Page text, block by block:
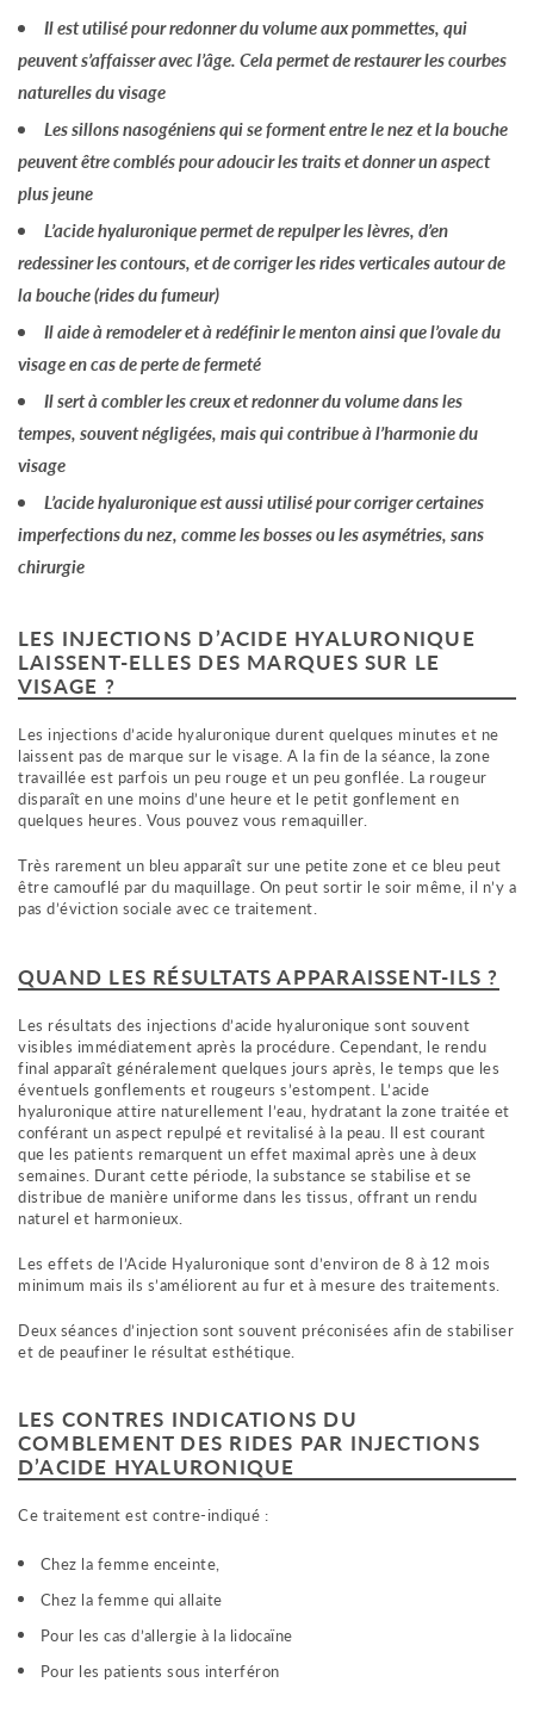
Il est utilisé pourredonner du volume aux pommettes, qui
peuvent s’affaisser avec l’âge. Cela permet de restaurer les courbes
naturelles du visage
Les sillons nasogéniensqui se forment entre le nez et la bouche
peuvent être comblés pour adoucir les traits et donner un aspect
plus jeune
L’acide hyaluronique permet derepulper les lèvres, d’en
redessiner les contours, et de corriger les rides verticales autour de
la bouche (rides du fumeur)
Il aide à remodeler et àredéfinir le mentonainsi que l’ovale du
visageen cas de perte de fermeté
Il sert à combler les creux et redonner du volume dans les
tempes, souvent négligées, mais qui contribue à l’harmonie du
visage
L’acide hyaluronique est aussi utilisé pour corriger certaines
imperfections du nez, comme les bosses ou les asymétries, sans
chirurgie
LES INJECTIONS D’ACIDE HYALURONIQUE
LAISSENT-ELLES DES MARQUES SUR LE
VISAGE ?
Les injections d’acide hyaluronique durent quelques minutes et ne
laissent pas de marque sur le visage. A la fin de la séance, la zone
travaillée est parfois un peu rouge et un peu gonflée. La rougeur
disparaît en une moins d’une heure et le petit gonflement en
quelques heures. Vous pouvez vous remaquiller.
Très rarement un bleu apparaît sur une petite zone et ce bleu peut
être camouflé par du maquillage. On peut sortir le soir même, il n’y a
pas d’éviction sociale avec ce traitement.
QUAND LES RÉSULTATS APPARAISSENT-ILS ?
Les résultats des injections d’acide hyaluronique sont souvent
visibles immédiatement après la procédure. Cependant, le rendu
final apparaît généralement quelques jours après, le temps que les
éventuels gonflements et rougeurs s’estompent. L’acide
hyaluronique attire naturellement l’eau, hydratant la zone traitée et
conférant un aspect repulpé et revitalisé à la peau. Il est courant
que les patients remarquent un effet maximal après une à deux
semaines. Durant cette période, la substance se stabilise et se
distribue de manière uniforme dans les tissus, offrant un rendu
naturel et harmonieux.
Les effets de l’Acide Hyaluronique sont d’environ de 8 à 12 mois
minimum mais ils s’améliorent au fur et à mesure des traitements.
Deux séances d’injection sont souvent préconisées afin de stabiliser
et de peaufiner le résultat esthétique.
LES CONTRES INDICATIONS DU
COMBLEMENT DES RIDES PAR INJECTIONS
D’ACIDE HYALURONIQUE
Ce traitement est contre-indiqué :
Chez la femme enceinte,
Chez la femme qui allaite
Pour les cas d’allergie à la lidocaïne
Pour les patients sous interféron